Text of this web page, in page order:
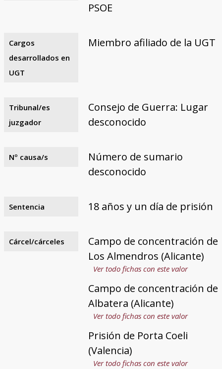
PSOE
Cargos
desarrollados en
UGT
Miembro afiliado de la UGT
Tribunal/es
juzgador
Consejo de Guerra: Lugar
desconocido
Nº causa/s
Número de sumario
desconocido
Sentencia 18 años y un día de prisión
Cárcel/cárceles
Campo de concentración de
Los Almendros (Alicante)
Ver todo fichas con este valor
Campo de concentración de
Albatera (Alicante)
Ver todo fichas con este valor
Prisión de Porta Coeli
(Valencia)
Ver todo fichas con este valor